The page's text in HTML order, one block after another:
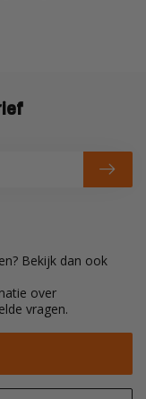
Bekijk dan ook
over
vragen.